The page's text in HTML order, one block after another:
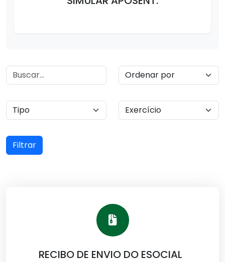
Filtrar
RECIBO DE ENVIO DO ESOCIAL